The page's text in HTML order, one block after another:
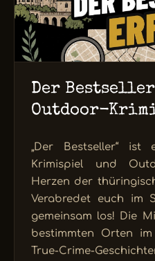
Der
Outdoor-
„Der Bestseller“ ist
Krimispiel und
Herzen der
Verabredet euch im
gemeinsam los! Die
bestimmten Orten
True-Crime-